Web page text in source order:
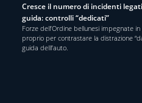
Cresce il numero di incidenti
guida: controlli “dedicati”
Forze dell’Ordine bellunesi impegnate
proprio per contrastare la distrazione
guida delll’auto.